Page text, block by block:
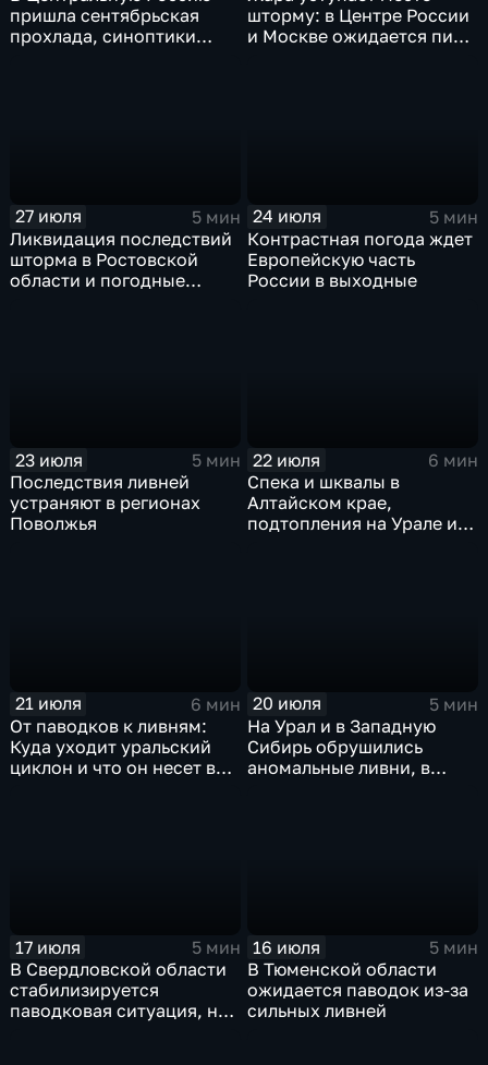
пришла сентябрьская
прохлада, синоптики
шторму: в Центре России
и Москве ожидается пик
27 июля
5 мин
Ликвидация последствий
шторма в Ростовской
области и погодные
24 июля
5 мин
Контрастная погода ждет
Европейскую часть
России в выходные
23 июля
5 мин
Последствия ливней
устраняют в регионах
Поволжья
22 июля
6 мин
Спека и шквалы в
Алтайском крае,
подтопления на Урале и
21 июля
6 мин
От паводков к ливням:
Куда уходит уральский
циклон и что он несет в
20 июля
5 мин
На Урал и в Западную
Сибирь обрушились
аномальные ливни, в
17 июля
5 мин
В Свердловской области
стабилизируется
паводковая ситуация, но
16 июля
5 мин
В Тюменской области
ожидается паводок из-за
сильных ливней